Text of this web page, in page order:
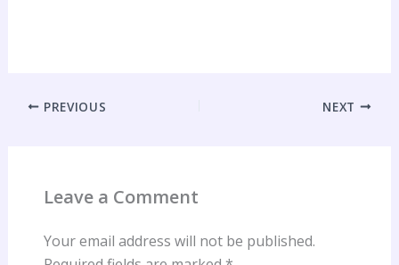
PREVIOUS NEXT
Leave a Comment
Your email address will not be published.